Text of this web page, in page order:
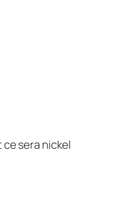
ce sera nickel